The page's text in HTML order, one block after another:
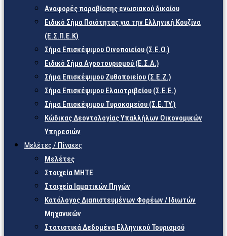
Αναφορές παραβίασης ενωσιακού δικαίου
Ειδικό Σήμα Ποιότητας για την Ελληνική Κουζίνα
(Ε.Σ.Π.Ε.Κ)
Σήμα Επισκέψιμου Οινοποιείου (Σ.Ε.Ο.)
Ειδικό Σήμα Αγροτουρισμού (Ε.Σ.Α.)
Σήμα Επισκέψιμου Ζυθοποιείου (Σ.Ε.Ζ.)
Σήμα Επισκέψιμου Ελαιοτριβείου (Σ.Ε.Ε.)
Σήμα Επισκέψιμου Τυροκομείου (Σ.Ε.TY.)
Κώδικας Δεοντολογίας Υπαλλήλων Οικονομικών
Υπηρεσιών
Μελέτες / Πίνακες
Μελέτες
Στοιχεία ΜΗΤΕ
Στοιχεία Ιαματικών Πηγών
Κατάλογος Διαπιστευμένων Φορέων / Ιδιωτών
Μηχανικών
Στατιστικά Δεδομένα Ελληνικού Τουρισμού